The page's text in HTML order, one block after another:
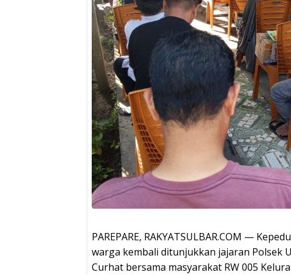
PAREPARE, RAKYATSULBAR.COM —
warga kembali ditunjukkan jajaran Polsek
Curhat bersama masyarakat RW 005